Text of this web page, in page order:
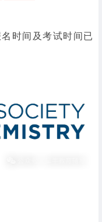
名时间及考试时间已